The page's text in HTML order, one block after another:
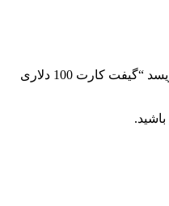
اولین کسی باشید که دیدگاهی می نویسد “گیفت کارت 100 دلاری
باشید.